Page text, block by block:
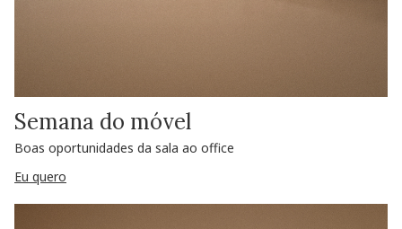
Semana do móvel
Boas oportunidades da sala ao office
Eu quero